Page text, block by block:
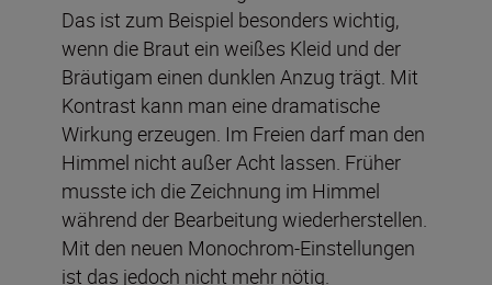
Das ist zum Beispiel besonders wichtig,
wenn die Braut ein weißes Kleid und der
Bräutigam einen dunklen Anzug trägt. Mit
Kontrast kann man eine dramatische
Wirkung erzeugen. Im Freien darf man den
Himmel nicht außer Acht lassen. Früher
musste ich die Zeichnung im Himmel
während der Bearbeitung wiederherstellen.
Mit den neuen Monochrom-Einstellungen
ist das jedoch nicht mehr nötig.